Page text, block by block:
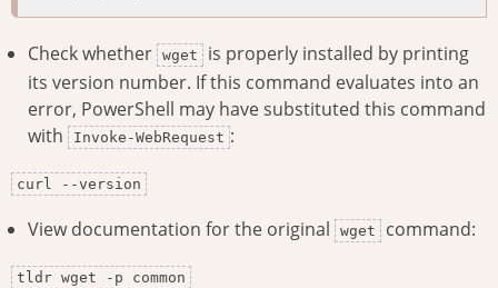
Check whether wget
is properly installed by printing
its version number. If this command evaluates into an
error, PowerShell may have substituted this command
with
Invoke-WebRequest :
curl --version
View documentation for the original wget command:
tldr wget -p common